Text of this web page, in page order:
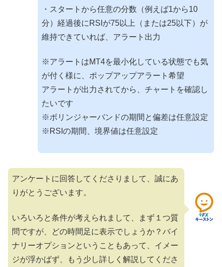
・スタートから任意の分数（例えば1から10
分）経過後にRSIが75以上（または25以下）が
維持できていれば、アラート出力
※アラートはMT4を最小化している状態でも気
が付く様に、ポップアップアラート希望
アラートが出力されてから、チャートを確認し
たいです
※ボリンジャーバンドの期間と偏差は任意設定
※RSIの期間、境界値は任意設定
アンケートに回答してくださりまして、誠にあ
りがとうございます。
いろいろと条件が考えられまして、まず１つ質
問ですが、どの時間足に表示でしょうか？バイ
ナリーオプションということもあって、イメー
ジが浮かばず、もう少し詳しく解説してくださ